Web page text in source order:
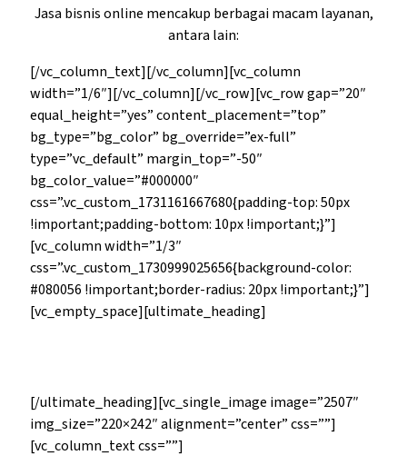
Jasa bisnis online mencakup berbagai macam layanan,
antara lain:
[/vc_column_text][/vc_column][vc_column
width=”1/6″][/vc_column][/vc_row][vc_row gap=”20″
equal_height=”yes” content_placement=”top”
bg_type=”bg_color” bg_override=”ex-full”
type=”vc_default” margin_top=”-50″
bg_color_value=”#000000″
css=”.vc_custom_1731161667680{padding-top: 50px
!important;padding-bottom: 10px !important;}”]
[vc_column width=”1/3″
css=”.vc_custom_1730999025656{background-color:
#080056 !important;border-radius: 20px !important;}”]
[vc_empty_space][ultimate_heading]
[/ultimate_heading][vc_single_image image=”2507″
img_size=”220×242″ alignment=”center” css=””]
[vc_column_text css=””]